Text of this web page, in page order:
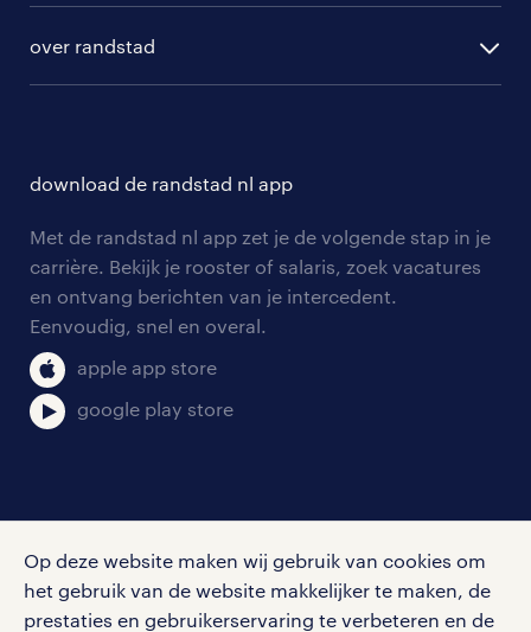
Op deze website maken wij gebruik van cookies om
het gebruik van de website makkelijker te maken, de
prestaties en gebruikerservaring te verbeteren en de
randstad digital
hr-diensten
branches
tarieven
personeel gezocht
aanmelden nieuwsbrief
solliciteren
blogs en artikelen
salarischecker
bruto-netto calculator
over randstad
onze vestigingen
pers
klachten en misstanden
download de randstad nl app
Met de randstad nl app zet je de volgende stap in je
carrière. Bekijk je rooster of salaris, zoek vacatures
en ontvang berichten van je intercedent.
Eenvoudig, snel en overal.
apple app store
google play store
Volg ons voor de leukste content omtrent
vacatures, solliciteren en inspiratie.